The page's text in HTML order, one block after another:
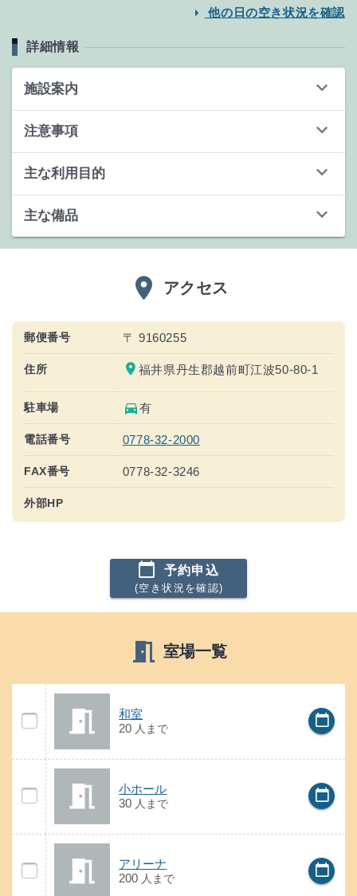
arrow_right 他の日の空き状況を確認
詳細情報
施設案内 keyboard_arrow_down
注意事項 keyboard_arrow_down
主な利用目的 keyboard_arrow_down
主な備品 keyboard_arrow_down
place アクセス
郵便番号 〒 9160255
住所 place 福井県丹生郡越前町江波50-80-1
駐車場 directions_car有
電話番号 0778-32-2000
FAX番号 0778-32-3246
外部HP
calendar_today 予約申込
(空き状況を確認)
meeting_room 室場一覧
和室
20 人 まで
calendar_today
小ホール
30 人 まで
calendar_today
アリーナ
200 人 まで
calendar_today